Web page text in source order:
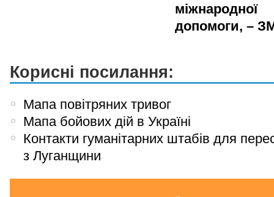
міжнародної
допомоги, –
Корисні посилання:
Мапа повітряних тривог
Мапа бойових дій в Україні
Контакти гуманітарних штабів для
з Луганщини